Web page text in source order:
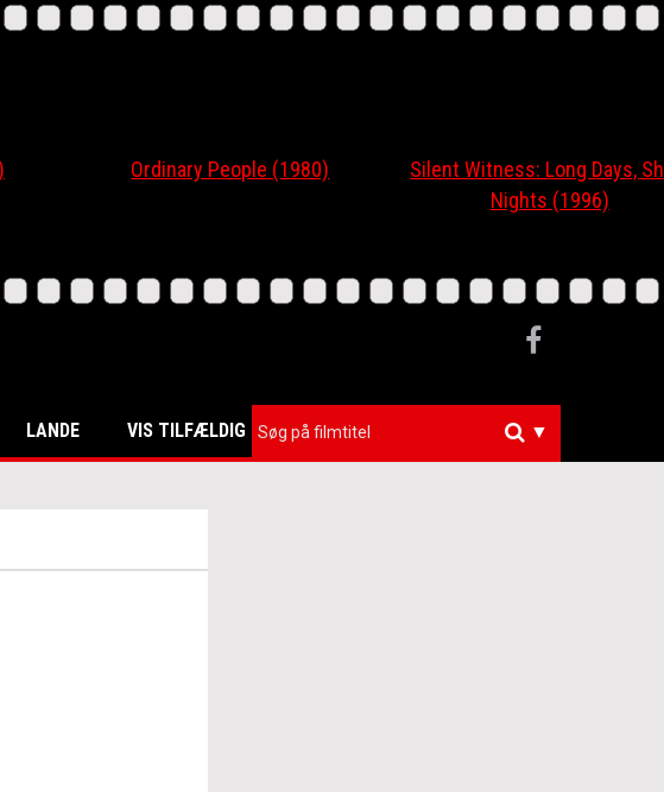
Ordinary People (1980)
Silent Witness: Long Days, Short
Nights (1996)
LANDE VIS TILFÆLDIG ▼